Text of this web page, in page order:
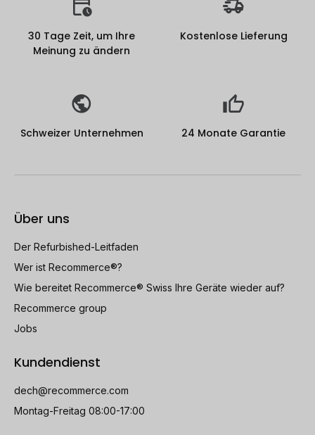
30 Tage Zeit, um Ihre
Meinung zu ändern
Kostenlose Lieferung
Schweizer Unternehmen 24 Monate Garantie
Über uns
Der Refurbished-Leitfaden
Wer ist Recommerce®?
Wie bereitet Recommerce® Swiss Ihre Geräte wieder auf?
Recommerce group
Jobs
Kundendienst
dech@recommerce.com
Montag-Freitag 08:00-17:00